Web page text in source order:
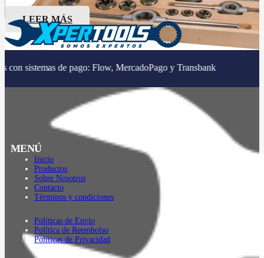
LEER MÁS
de pago: Flow, MercadoPago y Transbank
MENÚ
Inicio
Productos
Sobre Nosotros
Contacto
Términos y condiciones
Políticas de Envío
Política de Reembolso
Políticas de Privacidad